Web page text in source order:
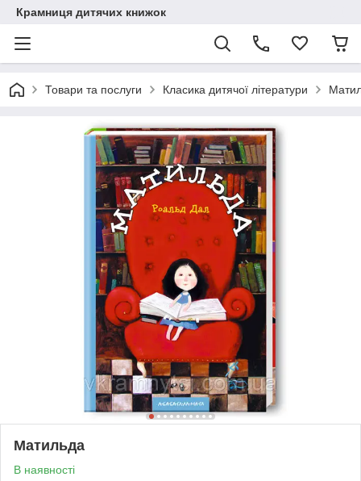
Крамниця дитячих книжок
Товари та послуги Класика дитячої літератури
Матильда
В наявності